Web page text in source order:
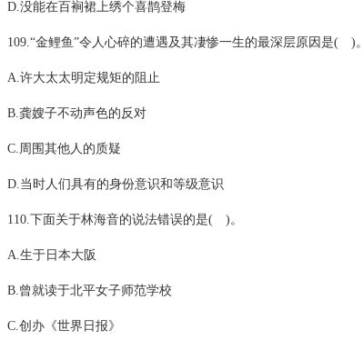
D.没能在百裥裙上绣个喜鹊登梅
109.“金鲤鱼”令人心碎的遭遇及其凄惨一生的最深层原因是( )。
A.许大太太明定规矩的阻止
B.龚嫂子不动声色的反对
C.周围其他人的质疑
D.当时人们具有的身份意识和等级意识
110.下面关于林海音的说法错误的是( )。
A.生于日本大阪
B.曾就读于北平女子师范学校
C.创办《世界日报》